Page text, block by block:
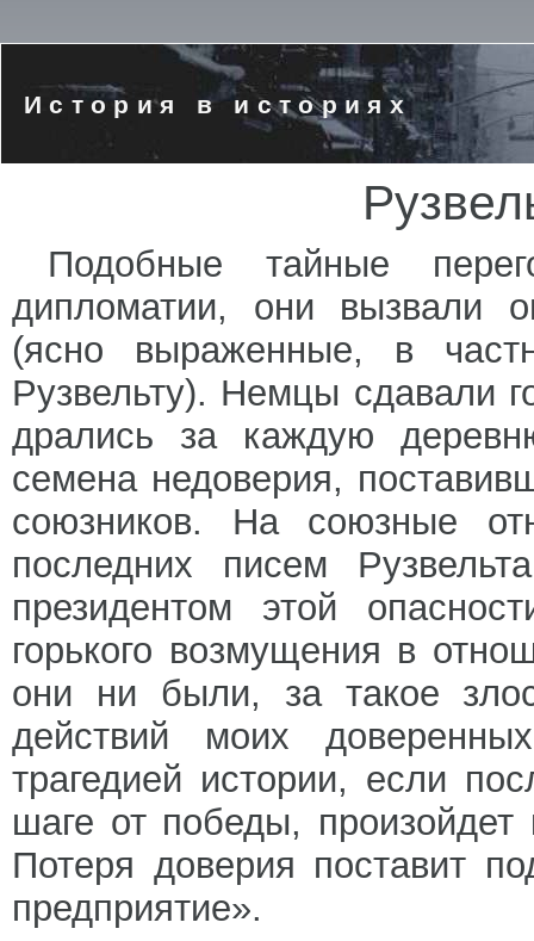
История в историях
Подобные тайные
дипломатии, они вызвали
(ясно выраженные, в
Рузвельту). Немцы сдавали
дрались за каждую
семена недоверия,
союзников. На союзные
последних писем
президентом этой
горького возмущения в
они ни были, за такое
действий моих
трагедией истории, если
шаге от победы, произойдет
Потеря доверия поставит
предприятие».